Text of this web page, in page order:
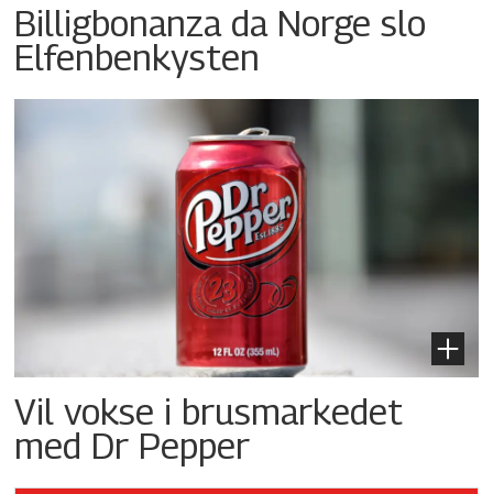
Billigbonanza da Norge slo
Elfenbenkysten
Vil vokse i brusmarkedet
med Dr Pepper